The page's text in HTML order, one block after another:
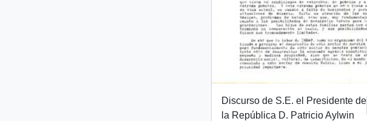
Discurso de S.E. el Presidente de
la República D. Patricio Aylwin